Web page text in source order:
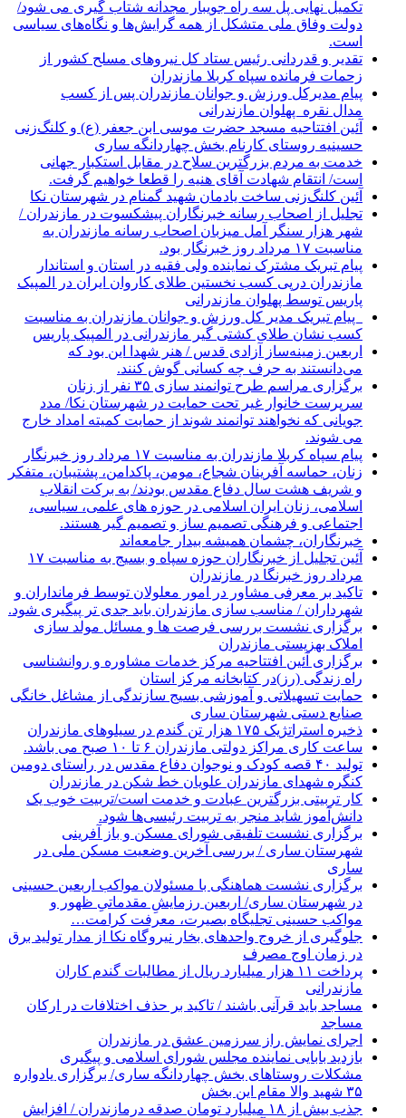
تکمیل نهایی پل سه راه جویبار مجدانه شتاب گیری می شود/
دولت وفاق ملی متشکل از همه گرایش‌ها و نگاه‌های سیاسی
است.
تقدیر و قدردانی رئیس ستاد کل نیرو‌های مسلح کشور از
زحمات فرمانده سپاه کربلا مازندران
پیام مدیرکل ورزش و جوانان مازندران پس از کسب
مدال نقره پهلوان مازندرانی
آئین افتتاحیه مسجد حضرت موسی ابن جعفر (ع) و کلنگ‌زنی
حسینیه روستای کارنام بخش چهاردانگه ساری
خدمت به مردم بزرگترین سلاح در مقابل استکبار جهانی
است/ انتقام شهادت آقای هنیه را قطعا خواهیم گرفت.
آئین کلنگ‌زنی ساخت یادمان شهید گمنام در شهرستان نکا
تجلیل از اصحاب رسانه خبرنگاران پیشکسوت در مازندران /
شهر هزار سنگر آمل میزبان اصحاب رسانه مازندران به
مناسبت ۱۷ مرداد روز خبرنگار بود.
پیام تبریک مشترک نماینده ولی فقیه در استان و استاندار
مازندران درپی کسب نخستین طلای کاروان ایران در المپیک
پاریس توسط پهلوان مازندرانی
‍ ‍ پیام تبریک مدیر کل ورزش و جوانان مازندران به مناسبت
کسب نشان طلای کشتی گیر مازندرانی در المپیک پاریس
اربعین زمینه‌ساز آزادی قدس / هنر شهدا این بود که
می‌دانستند به حرف چه کسانی گوش کنند.
برگزاری مراسم طرح توانمند سازی ۳۵ نفر از زنان
سرپرست خانوار غیر تحت حمایت در شهرستان نکا/ مدد
جویانی که نخواهند توانمند شوند از حمایت کمیته امداد خارج
می شوند.
پیام سپاه کربلا مازندران به مناسبت ۱۷ مرداد روز خبرنگار
زنان، حماسه آفرینان شجاع، مومن، پاکدامن، پشتیبان، متفکر
و شریف هشت سال دفاع مقدس بودند/ به برکت انقلاب
اسلامی، زنان ایران اسلامی در حوزه های علمی، سیاسی،
اجتماعی و فرهنگی تصمیم ساز و تصمیم گیر هستند.
خبرنگاران، چشمان همیشه بیدار جامعه‌اند
آئین تجلیل از خبرنگاران حوزه سپاه و بسیج به مناسبت ۱۷
مرداد روز خبرنگا در مازندران
تاکید بر معرفی مشاور در امور معلولان توسط فرمانداران و
شهرداران / مناسب سازی مازندران باید جدی تر پیگیری شود.
برگزاری نشست بررسی فرصت ها و مسائل مولد سازی
املاک بهزیستی مازندران
برگزاری آئین افتتاحیه مرکز خدمات مشاوره و روانشناسی
راه زندگی (رز)در کتابخانه مرکز استان
حمایت تسهیلاتی و آموزشی بسیج سازندگی از مشاغل خانگی
صنایع دستی شهرستان ساری
ذخیره استراتژیک ۱۷۵ هزار تن گندم در سیلوهای مازندران
ساعت کاری مراکز دولتی مازندران ۶ تا ۱۰ صبح می باشد.
تولید ۴۰ قصه کودک و نوجوان دفاع مقدس در راستای دومین
کنگره شهدای مازندران علویان خط شکن در مازندران
کار تربیتی بزرگترین عبادت و خدمت است/تربیت خوب یک
دانش‌آموز شاید منجر به تربیت رئیسی‌ها شود.
برگزاری ‌نشست تلفیقی شورای مسکن و باز آفرینی
شهرستان ساری / بررسی آخرین وضعیت مسکن ملی در
ساری
برگزاری نشست هماهنگی با مسئولان مواکب اربعین حسینی
در شهرستان ساری/ اربعین رزمایشِ مقدماتیِ ظهور و
مواکب حسینی تجلیگاه بصیرت، معرفت کرامت…
جلوگیری از خروج واحدهای بخار نیروگاه نکا از مدار تولید برق
در زمان اوج مصرف
پرداخت ۱۱ هزار میلیارد ریال از مطالبات گندم کاران
مازندرانی
مساجد باید قرآنی باشند / تاکید بر حذف اختلافات در ارکان
مساجد
اجرای نمایش راز سرزمین عشق در مازندران
بازدید بابایی نماینده مجلس شورای اسلامی و پیگیری
مشکلات روستاهای بخش چهاردانگه ساری/ برگزاری یادواره
۳۵ شهید والا مقام این بخش
جذب بیش از ۱۸ میلیارد تومان صدقه درمازندران / افزایش